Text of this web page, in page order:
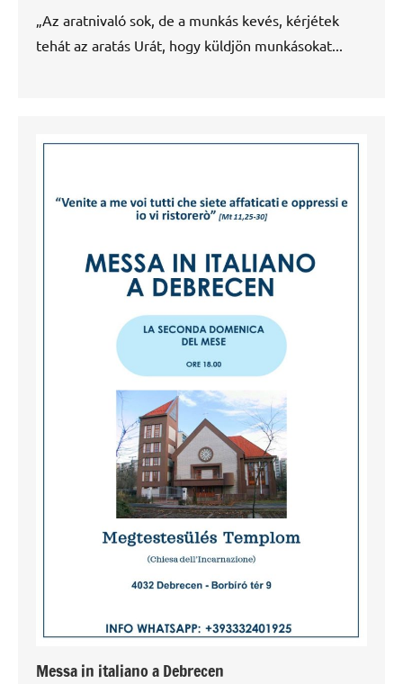
„Az aratnivaló sok, de a munkás kevés, kérjétek
tehát az aratás Urát, hogy küldjön munkásokat...
Messa in italiano a Debrecen